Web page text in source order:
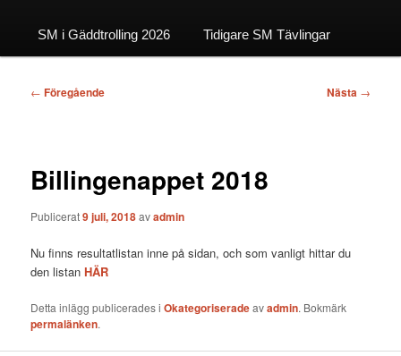
SM i Gäddtrolling 2026 Tidigare SM Tävlingar
Inläggsnavigering
← Föregående Nästa →
Billingenappet 2018
Publicerat9 juli, 2018avadmin
Nu finns resultatlistan inne på sidan, och som vanligt hittar du
den listanHÄR
Detta inlägg publicerades iOkategoriseradeavadmin. Bokmärk
permalänken.